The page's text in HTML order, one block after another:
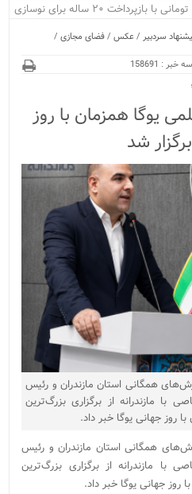
سردبیر / عکس /فضای مجازی /
: 158691
یوگا همزمان با روز
شد
همگانی استان مازندران و رئیس
با مازندرانه از برگزاری بزرگ‌ترین
روز جهانی یوگا خبر داد.
همگانی استان مازندران و رئیس
با مازندرانه از برگزاری بزرگ‌ترین
جهانی یوگا خبر داد.